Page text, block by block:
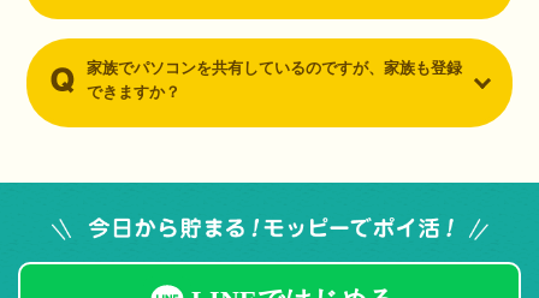
家族でパソコンを共有しているのですが、家族も登録
できますか？